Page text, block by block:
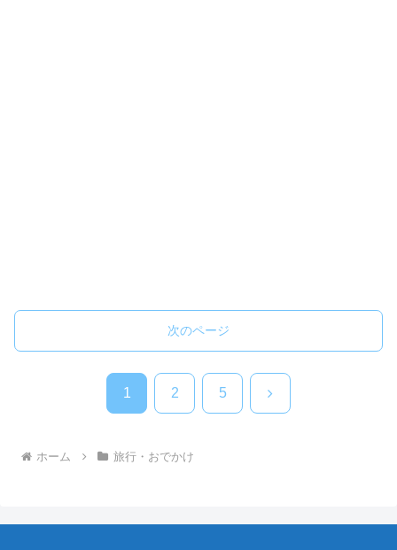
次のページ
1 2 5 次
ホーム 旅行・おでかけ